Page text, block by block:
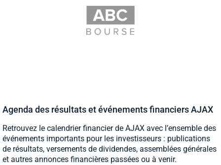
Agenda des résultats et événements financiers AJAX
Retrouvez le calendrier financier de AJAX avec l’ensemble des
événements importants pour les investisseurs : publications
de résultats, versements de dividendes, assemblées générales
et autres annonces financières passées ou à venir.